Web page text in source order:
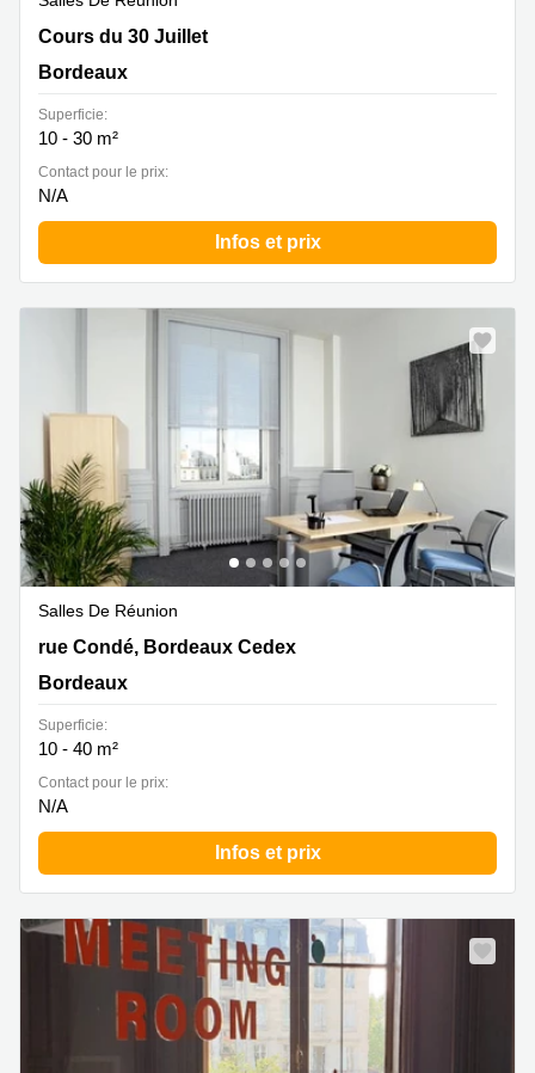
2 cours du XXX Juillet, Bordeaux Cedex, Bordeaux
Cours du 30 Juillet
Bordeaux
Superficie:
10 - 30 m²
Contact pour le prix:
N/A
Infos et prix
Salles De Réunion
9 rue Condé, Bordeaux Cedex, Bordeaux
rue Condé, Bordeaux Cedex
Bordeaux
Superficie:
10 - 40 m²
Contact pour le prix:
N/A
Infos et prix